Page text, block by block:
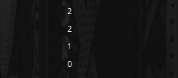
2
2
1
0